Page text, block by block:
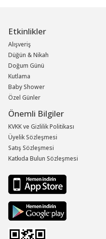
Etkinlikler
Alışveriş
Düğün & Nikah
Doğum Günü
Kutlama
Baby Shower
Özel Günler
Önemli Bilgiler
KVKK ve Gizlilik Politikası
Üyelik Sözleşmesi
Satış Sözleşmesi
Katkıda Bulun Sözleşmesi